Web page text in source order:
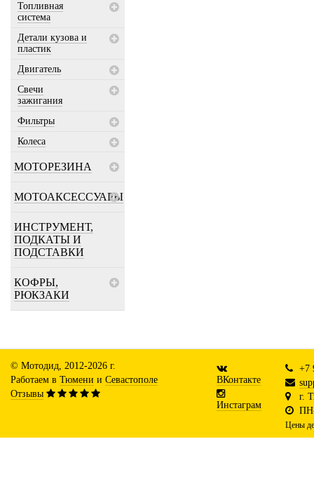
Топливная
система
Детали кузова и
пластик
Двигатель
Свечи
зажигания
Фильтры
Колеса
МОТОРЕЗИНА
МОТОАКСЕССУАРЫ
ИНСТРУМЕНТ,
ПОДКАТЫ И
ПОДСТАВКИ
КОФРЫ,
РЮКЗАКИ
© Мотодид, 2012-2026 г.
Работаем в Тюмени и Севастополе
Отзывы
ВКонтакте
Инстаграм
+7
г.
Цены